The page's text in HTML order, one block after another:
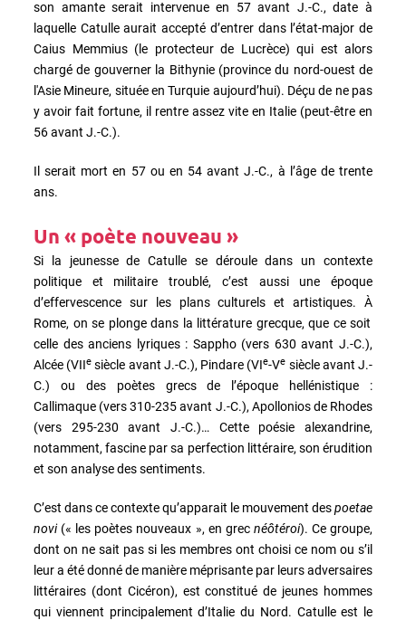
son amante serait intervenue en 57 avant J.-C., date à
laquelle Catulle aurait accepté d’entrer dans l’état-major de
Caius Memmius (le protecteur de Lucrèce) qui est alors
chargé de gouverner la Bithynie (province du nord-ouest de
l'Asie Mineure, située en Turquie aujourd’hui). Déçu de ne pas
y avoir fait fortune, il rentre assez vite en Italie (peut-être en
56 avant J.-C.).
Il serait mort en 57 ou en 54 avant J.-C., à l’âge de trente
ans.
Un « poète nouveau »
Si la jeunesse de Catulle se déroule dans un contexte
politique et militaire troublé, c’est aussi une époque
d’effervescence sur les plans culturels et artistiques. À
Rome, on se plonge dans la littérature grecque, que ce soit
celle des anciens lyriques : Sappho (vers 630 avant J.-C.),
Alcée (VIIe siècle avant J.-C.), Pindare (VIe-Ve siècle avant J.-
C.) ou des poètes grecs de l’époque hellénistique :
Callimaque (vers 310-235 avant J.-C.), Apollonios de Rhodes
(vers 295-230 avant J.-C.)… Cette poésie alexandrine,
notamment, fascine par sa perfection littéraire, son érudition
et son analyse des sentiments.
C’est dans ce contexte qu’apparait le mouvement despoetae
novi(« les poètes nouveaux », en grec néôtéroi). Ce groupe,
dont on ne sait pas si les membres ont choisi ce nom ou s’il
leur a été donné de manière méprisante par leurs adversaires
littéraires (dont Cicéron), est constitué de jeunes hommes
qui viennent principalement d’Italie du Nord. Catulle est le